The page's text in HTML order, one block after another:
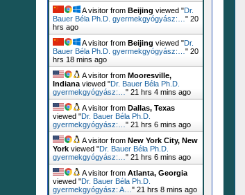
A visitor from Beijing viewed "Dr.
Bauer Béla Ph.D. gyermekgyógyász:… " 20
hrs ago
A visitor from Beijing viewed "Dr.
Bauer Béla Ph.D. gyermekgyógyász:… " 20
hrs 18 mins ago
A visitor from Mooresville,
Indiana viewed "Dr. Bauer Béla Ph.D.
gyermekgyógyász:… " 21 hrs 4 mins ago
A visitor from Dallas, Texas
viewed "Dr. Bauer Béla Ph.D.
gyermekgyógyász:… " 21 hrs 6 mins ago
A visitor from New York City, New
York viewed "Dr. Bauer Béla Ph.D.
gyermekgyógyász:… " 21 hrs 6 mins ago
A visitor from Atlanta, Georgia
viewed "Dr. Bauer Béla Ph.D.
gyermekgyógyász: A… " 21 hrs 8 mins ago